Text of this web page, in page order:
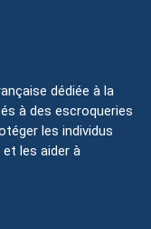
dédiée à la
à des escroqueries
les individus
les aider à